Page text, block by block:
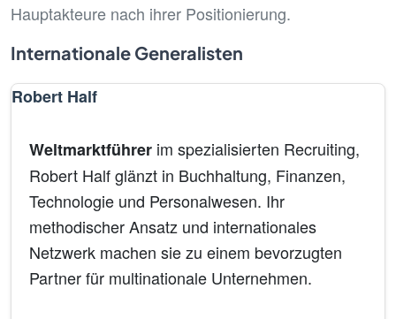
Hauptakteure nach ihrer Positionierung.
Internationale Generalisten
Robert Half
Weltmarktführer im spezialisierten Recruiting,
Robert Half glänzt in Buchhaltung, Finanzen,
Technologie und Personalwesen. Ihr
methodischer Ansatz und internationales
Netzwerk machen sie zu einem bevorzugten
Partner für multinationale Unternehmen.